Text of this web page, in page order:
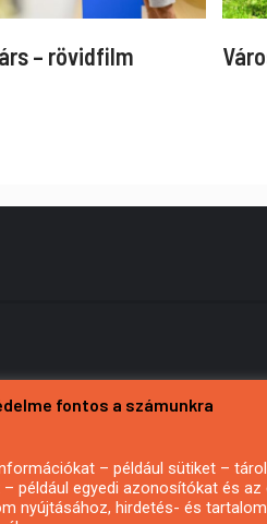
– rövidfilm
fontos a számunkra
– például sütiket –
például egyedi azonosítókat és
nyújtásához, hirdetés- és